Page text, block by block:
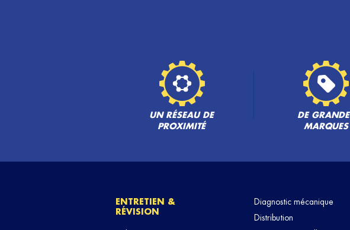
UN RÉSEAU DE
PROXIMITÉ
DE
MARQUES
ENTRETIEN &
RÉVISION
Diagnostic mécanique
Distribution